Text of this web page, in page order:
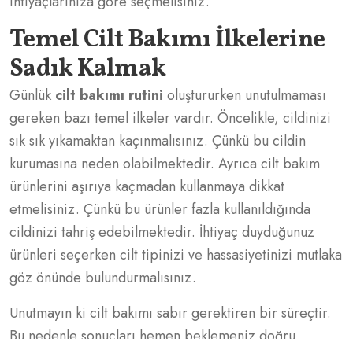
Temel Cilt Bakımı İlkelerine
Sadık Kalmak
Günlük cilt bakımı rutini oluştururken unutulmaması
gereken bazı temel ilkeler vardır. Öncelikle, cildinizi
sık sık yıkamaktan kaçınmalısınız. Çünkü bu cildin
kurumasına neden olabilmektedir. Ayrıca cilt bakım
ürünlerini aşırıya kaçmadan kullanmaya dikkat
etmelisiniz. Çünkü bu ürünler fazla kullanıldığında
cildinizi tahriş edebilmektedir. İhtiyaç duyduğunuz
ürünleri seçerken cilt tipinizi ve hassasiyetinizi mutlaka
göz önünde bulundurmalısınız.
Unutmayın ki cilt bakımı sabır gerektiren bir süreçtir.